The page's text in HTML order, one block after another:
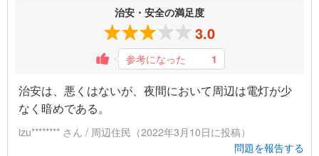
治安・安全の満足度
3.0
参考になった 1
治安は、悪くはないが、夜間において周辺は電灯が少
なく暗めである。
izu******** さん / 周辺住民（2022年3月10日に投稿）
問題を報告する